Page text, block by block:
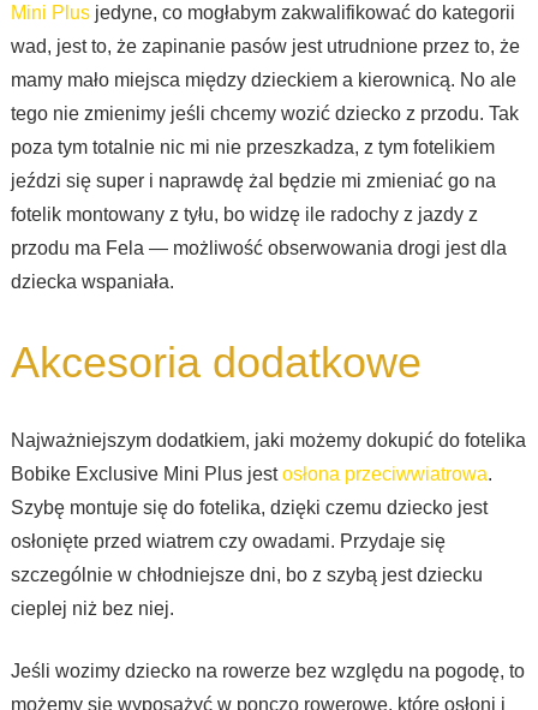
Mini Plusjedyne, co mogłabym zakwalifikować do kategorii
wad, jest to, że zapinanie pasów jest utrudnione przez to, że
mamy mało miejsca między dzieckiem a kierownicą. No ale
tego nie zmienimy jeśli chcemy wozić dziecko z przodu. Tak
poza tym totalnie nic mi nie przeszkadza, z tym fotelikiem
jeździ się super i naprawdę żal będzie mi zmieniać go na
fotelik montowany z tyłu, bo widzę ile radochy z jazdy z
przodu ma Fela — możliwość obserwowania drogi jest dla
dziecka wspaniała.
Akcesoria dodatkowe
Najważniejszym dodatkiem, jaki możemy dokupić do fotelika
Bobike Exclusive Mini Plus jestosłona przeciwwiatrowa.
Szybę montuje się do fotelika, dzięki czemu dziecko jest
osłonięte przed wiatrem czy owadami. Przydaje się
szczególnie w chłodniejsze dni, bo z szybą jest dziecku
cieplej niż bez niej.
Jeśli wozimy dziecko na rowerze bez względu na pogodę, to
możemy się wyposażyć w ponczo rowerowe, które osłoni i